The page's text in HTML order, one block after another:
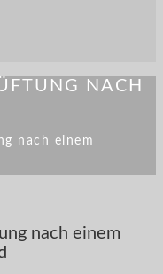
NACH
nach einem
nach einem